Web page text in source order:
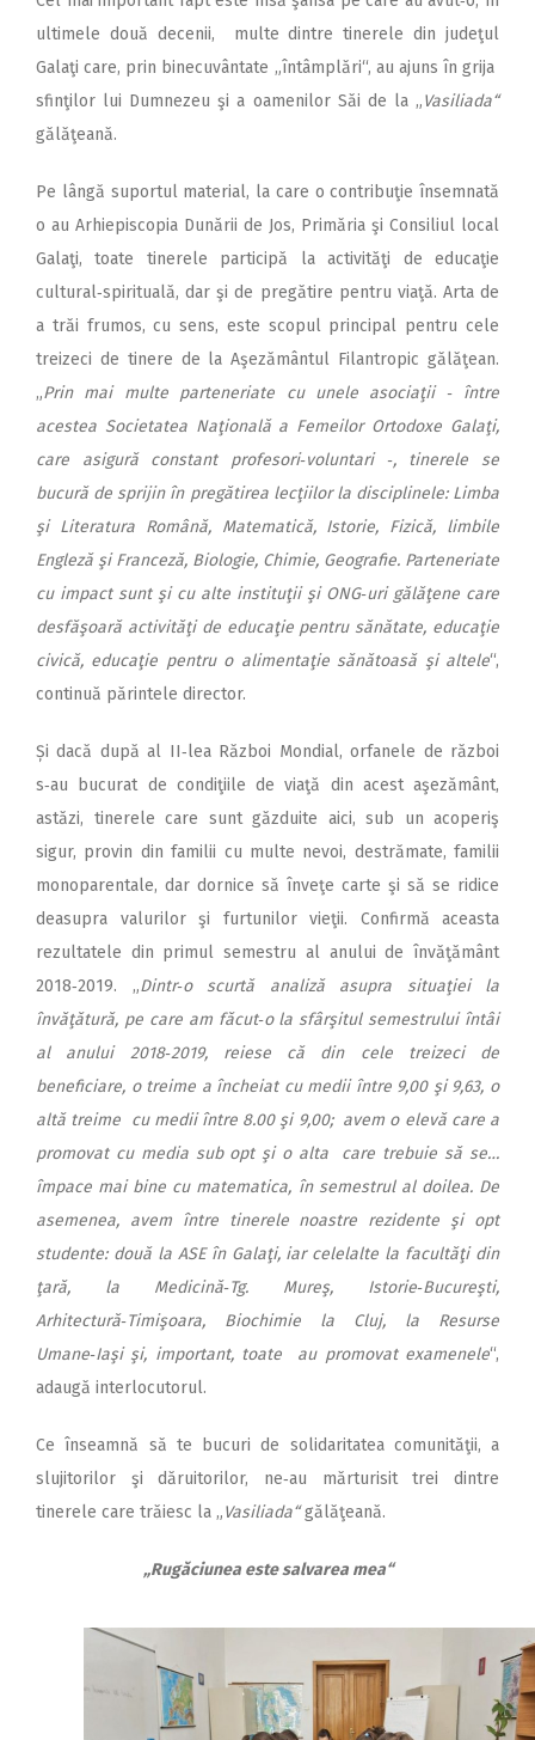
ultimele două decenii, multe dintre tinerele din judeţul
Galaţi care, prin binecuvântate „întâmplări“, au ajuns în grija
sfinţilor lui Dumnezeu şi a oamenilor Săi de la „Vasiliada“
gălăţeană.
Pe lângă suportul material, la care o contribuţie însemnată
o au Arhiepiscopia Dunării de Jos, Primăria şi Consiliul local
Galaţi, toate tinerele participă la activităţi de educaţie
cultural‑spirituală, dar şi de pregătire pentru viaţă. Arta de
a trăi frumos, cu sens, este scopul principal pentru cele
treizeci de tinere de la Aşezământul Filantropic gălăţean.
„Prin mai multe parteneriate cu unele asociaţii ‑ între
acestea Societatea Naţională a Femeilor Ortodoxe Galaţi,
care asigură constant profesori‑voluntari ‑, tinerele se
bucură de sprijin în pregătirea lecţiilor la disciplinele: Limba
şi Literatura Română, Matematică, Istorie, Fizică, limbile
Engleză şi Franceză, Biologie, Chimie, Geografie. Parteneriate
cu impact sunt şi cu alte instituţii şi ONG‑uri gălăţene care
desfăşoară activităţi de educaţie pentru sănătate, educaţie
civică, educaţie pentru o alimentaţie sănătoasă şi altele“,
continuă părintele director.
Și dacă după al II‑lea Război Mondial, orfanele de război
s‑au bucurat de condiţiile de viaţă din acest aşezământ,
astăzi, tinerele care sunt găzduite aici, sub un acoperiş
sigur, provin din familii cu multe nevoi, destrămate, familii
monoparentale, dar dornice să înveţe carte şi să se ridice
deasupra valurilor şi furtunilor vieţii. Confirmă aceasta
rezultatele din primul semestru al anului de învăţământ
2018‑2019. „Dintr‑o scurtă analiză asupra situaţiei la
învăţătură, pe care am făcut‑o la sfârşitul semestrului întâi
al anului 2018‑2019, reiese că din cele treizeci de
beneficiare, o treime a încheiat cu medii între 9,00 şi 9,63, o
altă treime cu medii între 8.00 şi 9,00; avem o elevă care a
promovat cu media sub opt şi o alta care trebuie să se…
împace mai bine cu matematica, în semestrul al doilea. De
asemenea, avem între tinerele noastre rezidente şi opt
studente: două la ASE în Galaţi, iar celelalte la facultăţi din
ţară, la Medicină‑Tg. Mureş, Istorie‑Bucureşti,
Arhitectură‑Timişoara, Biochimie la Cluj, la Resurse
Umane‑Iaşi şi, important, toate au promovat examenele“,
adaugă interlocutorul.
Ce înseamnă să te bucuri de solidaritatea comunităţii, a
slujitorilor şi dăruitorilor, ne‑au mărturisit trei dintre
tinerele care trăiesc la „Vasiliada“gălăţeană.
„Rugăciunea este salvarea mea“